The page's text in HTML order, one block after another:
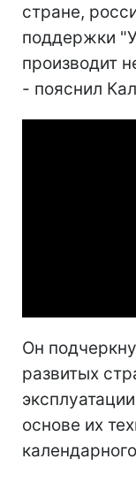
стране,
поддержки
производит
- пояснил
Он
развитых
основе их